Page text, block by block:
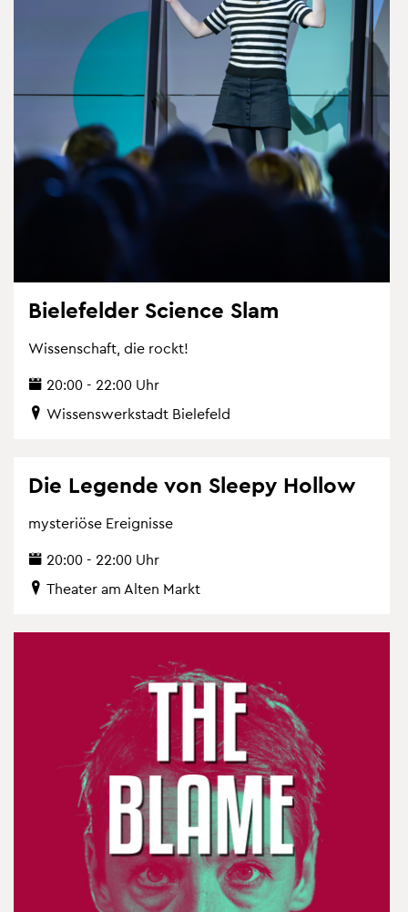
Bie­le­fel­der Sci­ence Slam
Wis­sen­schaft, die rockt!
20:00 - 22:00 Uhr
Wis­sens­werk­stadt Bie­le­feld
Die Le­gen­de von Slee­py Hol­low
mys­te­riö­se Er­eig­nis­se
20:00 - 22:00 Uhr
Thea­ter am Alten Markt